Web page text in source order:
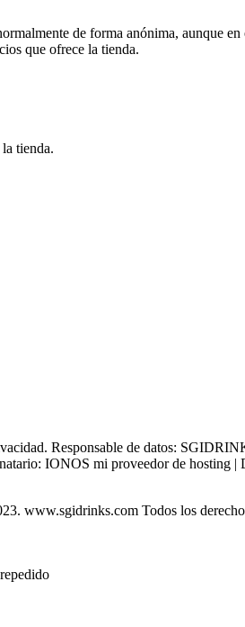
de forma anónima, aunque
que ofrece la tienda.
tienda.
Responsable de datos:
IONOS mi proveedor de hosting
www.sgidrinks.com Todos los